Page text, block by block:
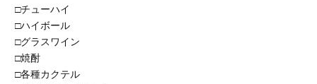
□チューハイ
□ハイボール
□グラスワイン
□焼酎
□各種カクテル